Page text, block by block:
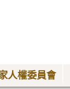
人權委員會